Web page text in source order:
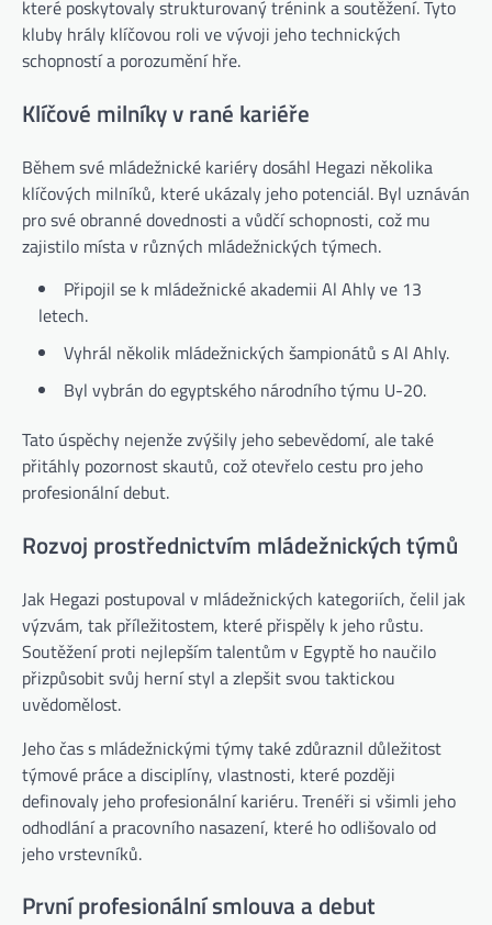
které poskytovaly strukturovaný trénink a soutěžení. Tyto
kluby hrály klíčovou roli ve vývoji jeho technických
schopností a porozumění hře.
Klíčové milníky v rané kariéře
Během své mládežnické kariéry dosáhl Hegazi několika
klíčových milníků, které ukázaly jeho potenciál. Byl uznáván
pro své obranné dovednosti a vůdčí schopnosti, což mu
zajistilo místa v různých mládežnických týmech.
Připojil se k mládežnické akademii Al Ahly ve 13
letech.
Vyhrál několik mládežnických šampionátů s Al Ahly.
Byl vybrán do egyptského národního týmu U-20.
Tato úspěchy nejenže zvýšily jeho sebevědomí, ale také
přitáhly pozornost skautů, což otevřelo cestu pro jeho
profesionální debut.
Rozvoj prostřednictvím mládežnických týmů
Jak Hegazi postupoval v mládežnických kategoriích, čelil jak
výzvám, tak příležitostem, které přispěly k jeho růstu.
Soutěžení proti nejlepším talentům v Egyptě ho naučilo
přizpůsobit svůj herní styl a zlepšit svou taktickou
uvědomělost.
Jeho čas s mládežnickými týmy také zdůraznil důležitost
týmové práce a disciplíny, vlastnosti, které později
definovaly jeho profesionální kariéru. Trenéři si všimli jeho
odhodlání a pracovního nasazení, které ho odlišovalo od
jeho vrstevníků.
První profesionální smlouva a debut